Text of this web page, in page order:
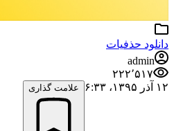
دانلود حذفیات
admin
۲۲۲٬۵۱۷
۱۲ آذر ۱۳۹۵،‏ ۶:۳۳
علامت گذاری